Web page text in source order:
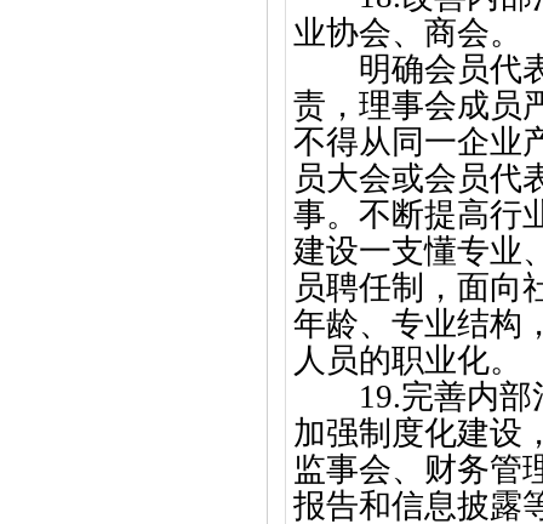
业协会、商会。
明确会员代表
责，理事会成员
不得从同一企业
员大会或会员代
事。不断提高行
建设一支懂专业
员聘任制，面向
年龄、专业结构
人员的职业化。
19.完善内
加强制度化建设
监事会、财务管
报告和信息披露